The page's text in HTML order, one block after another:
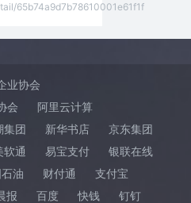
65b74a9d7b78610001e61f1f
业协会
会
阿里云计算
集团 新华书店
京东集团
软通 易宝支付
银联在线
油 财付通
支付宝
报 百度 快钱
钉钉